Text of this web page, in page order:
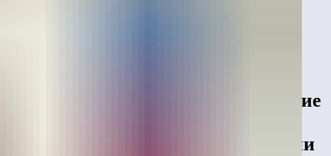
в номинации «Лучшие детские
председатель Совета Федерации